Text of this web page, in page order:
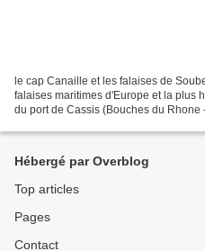
le cap Canaille et les falaises de
falaises maritimes d'Europe et la plus
du port de Cassis (Bouches du
Hébergé par Overblog
Top articles
Pages
Contact